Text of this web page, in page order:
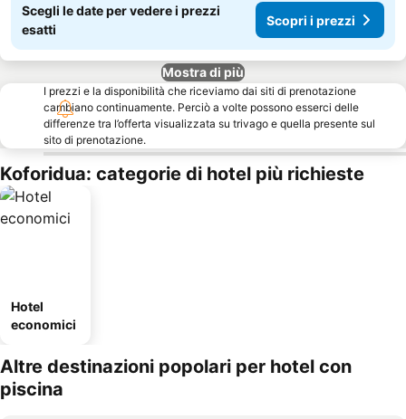
Scegli le date per vedere i prezzi
esatti
Scopri i prezzi
Mostra di più
I prezzi e la disponibilità che riceviamo dai siti di prenotazione
cambiano continuamente. Perciò a volte possono esserci delle
differenze tra l’offerta visualizzata su trivago e quella presente sul
sito di prenotazione.
Koforidua: categorie di hotel più richieste
Hotel
economici
Altre destinazioni popolari per hotel con
piscina